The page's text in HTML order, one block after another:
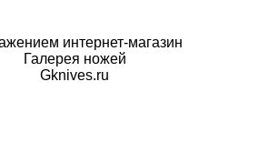
интернет-магазин
Галерея ножей
Gknives.ru